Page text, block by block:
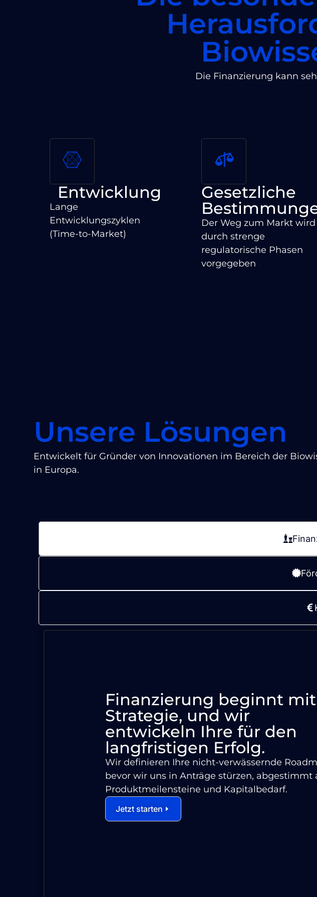
Die Finanzierung kann
Entwicklung
Lange
Entwicklungszyklen
(Time-to-Market)
Gesetzliche
Der Weg zum Markt wird
durch strenge
regulatorische Phasen
vorgegeben
Unsere Lösungen
Entwickelt für Gründer von Innovationen im Bereich der
in Europa.
Finanzierung beginnt mit
Strategie, und wir
entwickeln Ihre für den
langfristigen Erfolg.
Wir definieren Ihre nicht-verwässernde
bevor wir uns in Anträge stürzen, abgestimmt
Produktmeilensteine und Kapitalbedarf.
Jetzt starten